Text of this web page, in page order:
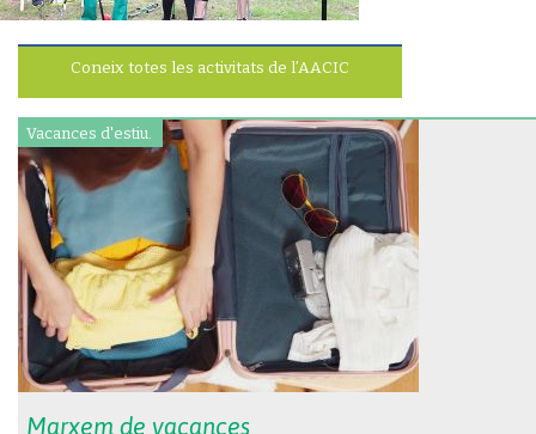
Coneix totes les activitats de l’AACIC
Vacances d'estiu.
Marxem de vacances